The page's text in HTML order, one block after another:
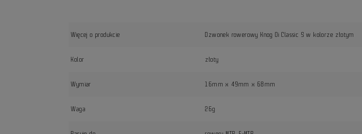
Więcej o produkcie Dzwonek rowerowy Knog Oi Classic S w kolorze złotym
Kolor złoty
Wymiar 16mm x 49mm x 68mm
Waga 26g